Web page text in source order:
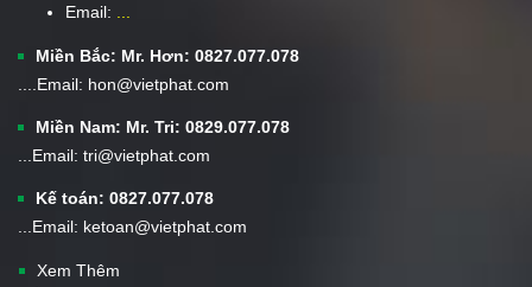
Email:
Miền Bắc: Mr. Hơn: 0827.077.078
....Email: hon@vietphat.com
Miền Nam: Mr. Tri: 0829.077.078
...Email: tri@vietphat.com
Kế toán: 0827.077.078
...Email: ketoan@vietphat.com
Xem Thêm